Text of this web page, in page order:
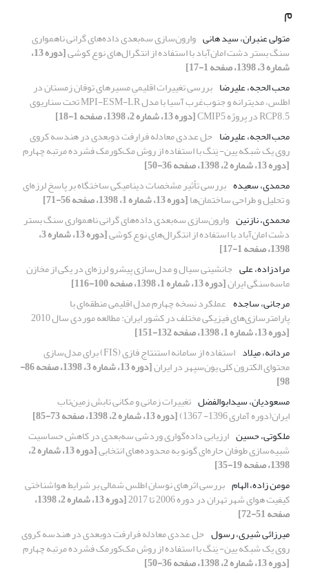
م
متولی عنبران، سید هانی وارون‌سازی سه‌بعدی داده‌های گرانی ناهمواری
سنگ بستر دشت امان‌آباد با استفاده از انتگرال‌های نوع کوشی [دوره 13،
شماره 3، 1398، صفحه 1-17]
محب الحجه، علیرضا بررسی تغییرات اقلیمیِ مسیرهای توفان زمستان در
اطلس، مدیترانه و جنوب‌غرب آسیا با مدل MPI-ESM-LR تحت سناریوی
RCP8.5 در پروژه CMIP5
[دوره 13، شماره 2، 1398، صفحه 1-18]
محب الحجه، علیرضا حل عددی معادله فرارفت دوبعدی در هندسه کروی
روی یک شبکه یین- یَنگ با استفاده از روش مک‌کورمک فشرده مرتبه چهارم
[دوره 13، شماره 2، 1398، صفحه 36-50]
محمدی، سعیده بررسی تأثیر مشخصات دینامیکی ساختگاه بر پاسخ لرزه‌ای
و تحلیل و طراحی ساختمان‌ها[دوره 13، شماره 1، 1398، صفحه 56-71]
محمدی، نازنین وارون‌سازی سه‌بعدی داده‌های گرانی ناهمواری سنگ بستر
دشت امان‌آباد با استفاده از انتگرال‌های نوع کوشی [دوره 13، شماره 3،
1398، صفحه 1-17]
مرادزاده، علی جانشینی سیال و مدل‌سازی پیشرو لرزه‌ای در یکی از مخازن
ماسه‌سنگی ایران[دوره 13، شماره 1، 1398، صفحه 100-116]
مرجانی، ساجده عملکرد نسخه چهارم مدل اقلیمی منطقه‌ای با
پارامترسازی‌های فیزیکی مختلف در کشور ایران: مطالعه موردی سال 2010
[دوره 13، شماره 1، 1398، صفحه 132-151]
مردانه، میلاد
استفاده از سامانه استنتاج فازی (FIS) برای مدل‌سازی
محتوای الکترون کلی یون‌سپهر در ایران [دوره 13، شماره 3، 1398، صفحه 86-
98]
مسعودیان، سیدابوالفضل تغییرات زمانی و مکانی تابش زمین‌تاب
ایران(دوره آماری 1396- 1367)
[دوره 13، شماره 2، 1398، صفحه 73-85]
ملکوتی، حسین ارزیابی داده‌گواری وردشی سه‌بعدی در کاهش حساسیت
شبیه‌سازی طوفان حاره‌ای گونو به محدوده‌های انتخابی [دوره 13، شماره 2،
1398، صفحه 19-35]
مومن زاده، الهام بررسی اثرهای نوسان اطلس شمالی بر شرایط هواشناختی
کیفیت هوای شهر تهران در دوره 2006 تا 2017 [دوره 13، شماره 2، 1398،
صفحه 51-72]
میرزائی شیری، رسول حل عددی معادله فرارفت دوبعدی در هندسه کروی
روی یک شبکه یین- یَنگ با استفاده از روش مک‌کورمک فشرده مرتبه چهارم
[دوره 13، شماره 2، 1398، صفحه 36-50]